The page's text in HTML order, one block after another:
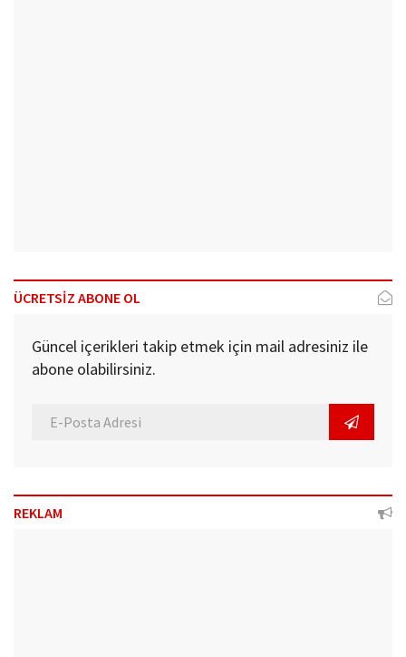
ÜCRETSİZ ABONE OL
Güncel içerikleri takip etmek için mail adresiniz ile
abone olabilirsiniz.
REKLAM